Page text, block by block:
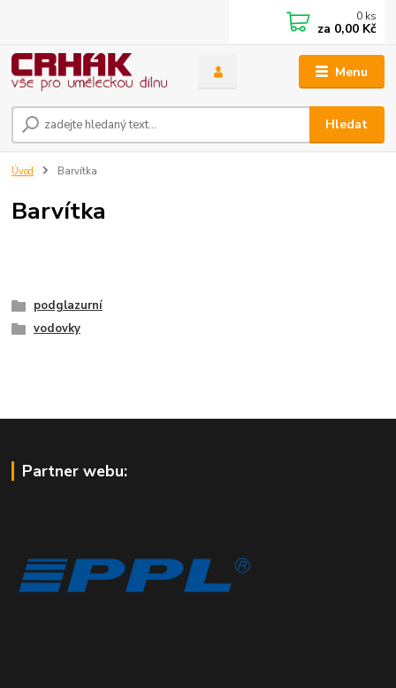
Menu
Hledat
0 ks
za 0,00 Kč
Úvod Barvítka
Barvítka
podglazurní
vodovky
Partner webu: